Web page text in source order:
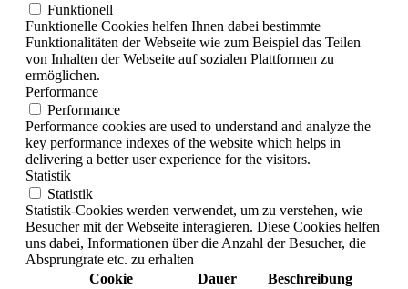
Funktionell
Funktionelle Cookies helfen Ihnen dabei bestimmte
Funktionalitäten der Webseite wie zum Beispiel das Teilen
von Inhalten der Webseite auf sozialen Plattformen zu
ermöglichen.
Performance
Performance
Performance cookies are used to understand and analyze the
key performance indexes of the website which helps in
delivering a better user experience for the visitors.
Statistik
Statistik
Statistik-Cookies werden verwendet, um zu verstehen, wie
Besucher mit der Webseite interagieren. Diese Cookies helfen
uns dabei, Informationen über die Anzahl der Besucher, die
Absprungrate etc. zu erhalten
Cookie
Dauer Beschreibung